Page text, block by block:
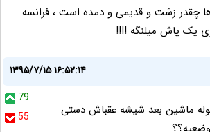
چقدر زشت و قدیمی و دمده است ، فرانسه
یک پاش میلنگه !!!!
۱۳۹۵/۷/۱۵ ۱۶:۵۲:۱۴
79
55
ماشین بعد شیشه عقباش دستی